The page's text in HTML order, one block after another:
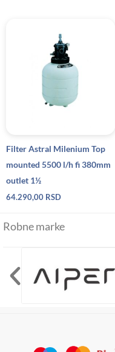
Filter Astral Milenium Top
mounted 5500 l/h fi 380mm
outlet 1½
64.290,00 RSD
Robne marke